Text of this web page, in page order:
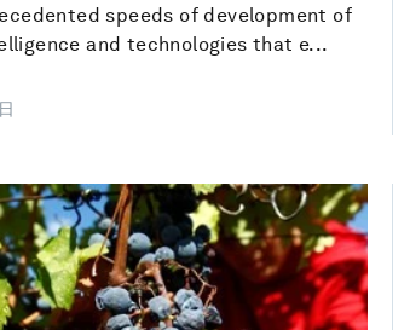
speeds of development of
and technologies that e...